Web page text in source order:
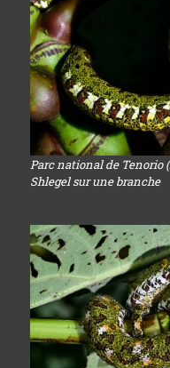
Parc national de Tenorio
Shlegel sur une branche